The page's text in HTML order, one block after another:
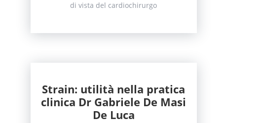
di vista del cardiochirurgo
Strain: utilità nella pratica
clinica Dr Gabriele De Masi
De Luca